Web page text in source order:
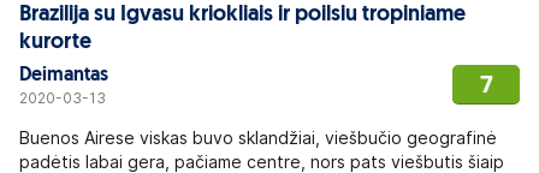
Brazilija su Igvasu kriokliais ir poilsiu tropiniame
kurorte
Deimantas
2020-03-13 7
Buenos Airese viskas buvo sklandžiai, viešbučio geografinė
padėtis labai gera, pačiame centre, nors pats viešbutis šiaip